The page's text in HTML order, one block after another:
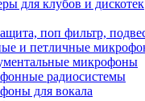
для клубов и дискотек
поп фильтр,
и петличные
микрофоны
радиосистемы
для вокала